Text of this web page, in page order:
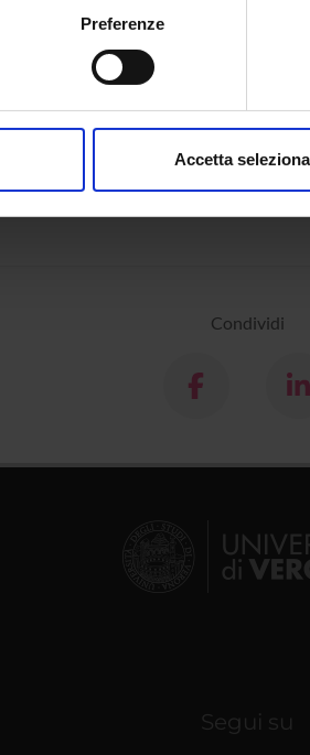
sulla tua posizione geografica, con
in qualsiasi momento dalla
Preferenze
Accetta
Condividi
Segui su